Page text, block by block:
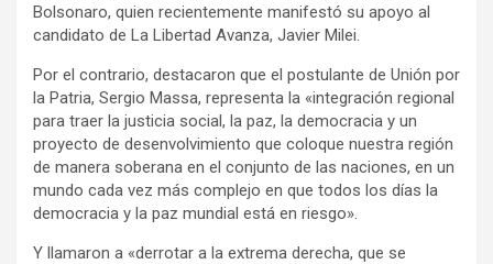
Bolsonaro, quien recientemente manifestó su apoyo al
candidato de La Libertad Avanza, Javier Milei.
Por el contrario, destacaron que el postulante de Unión por
la Patria, Sergio Massa, representa la «integración regional
para traer la justicia social, la paz, la democracia y un
proyecto de desenvolvimiento que coloque nuestra región
de manera soberana en el conjunto de las naciones, en un
mundo cada vez más complejo en que todos los días la
democracia y la paz mundial está en riesgo».
Y llamaron a «derrotar a la extrema derecha, que se